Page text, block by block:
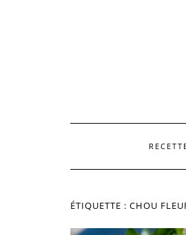
ÉTIQUETTE : CHOU